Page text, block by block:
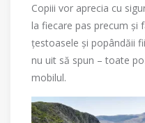
Copiii vor aprecia cu
la fiecare pas precum și
țestoasele și popândăii
nu uit să spun – toate
mobilul.